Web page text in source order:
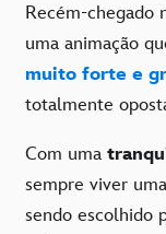
Recém-chegado
uma animação
muito forte e
totalmente
Com uma
sempre viver uma
sendo escolhido